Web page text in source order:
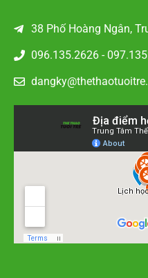
38 Phố Hoàng Ngân,
096.135.2626 -